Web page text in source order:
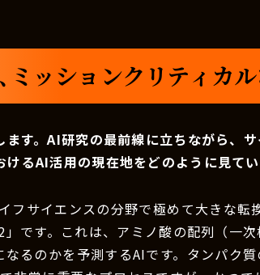
ミッションクリティカ
ます。AI研究の最前線に立ちながら、
るAI活用の現在地をどのように見てい
フサイエンスの分野で極めて大きな
です。これは、アミノ酸の配列（一
るのかを予測するAIです。タンパク